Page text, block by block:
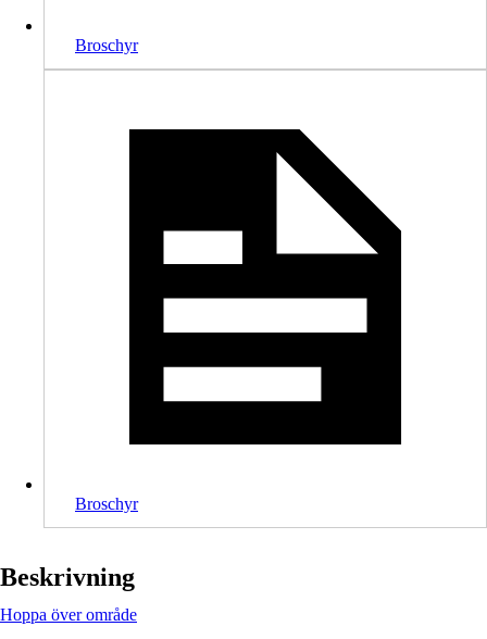
Broschyr
Broschyr
Beskrivning
Hoppa över område